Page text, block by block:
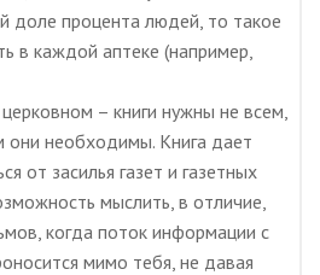
доле процента людей, то такое
в каждой аптеке (например,
– книги нужны не всем,
они необходимы. Книга дает
от засилья газет и газетных
мыслить, в отличие,
когда поток информации с
мимо тебя, не давая